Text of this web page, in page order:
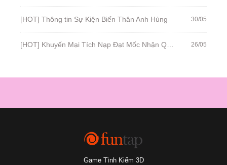
[HOT] Thông tin Sự Kiện Biến Thân Anh Hùng 30/05
26/05
Game Tình Kiếm 3D